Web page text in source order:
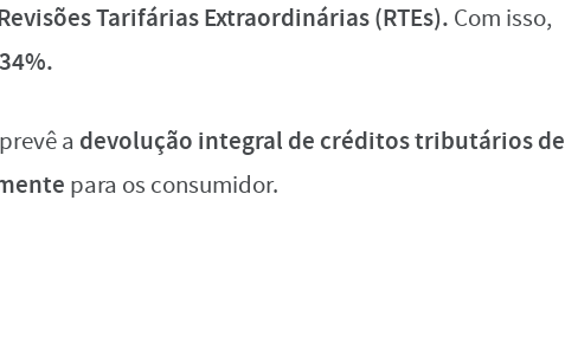
Tarifárias Extraordinárias (RTEs). Com isso,
a devolução integral de créditos tributários de
para os consumidor.